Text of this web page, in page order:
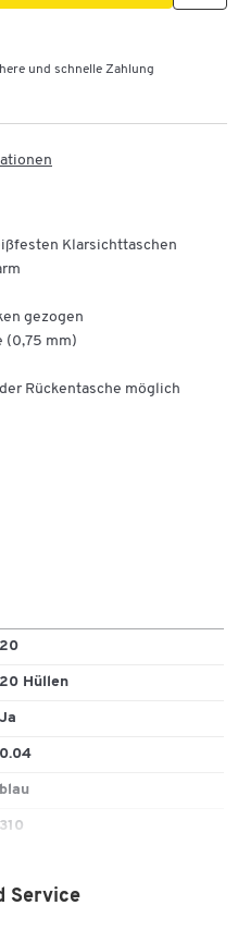
und schnelle Zahlung
Klarsichttaschen
gezogen
(0,75 mm)
Rückentasche möglich
20
20 Hüllen
Ja
0.04
blau
310
Service